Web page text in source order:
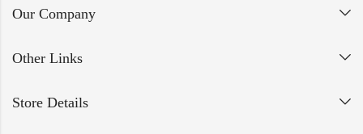
Our Company
Other Links
Store Details